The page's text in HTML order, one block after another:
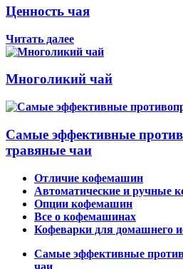
Ценность чая
Читать далее
Многоликий чай
Самые эффективные
травяные чаи
Отличие кофемашин
Автоматические и ручные
Опции кофемашин
Все о кофемашинах
Кофеварки для домашнего
Самые эффективные
чаи